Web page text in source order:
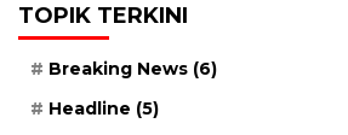
TOPIK TERKINI
Breaking News (6)
Headline (5)